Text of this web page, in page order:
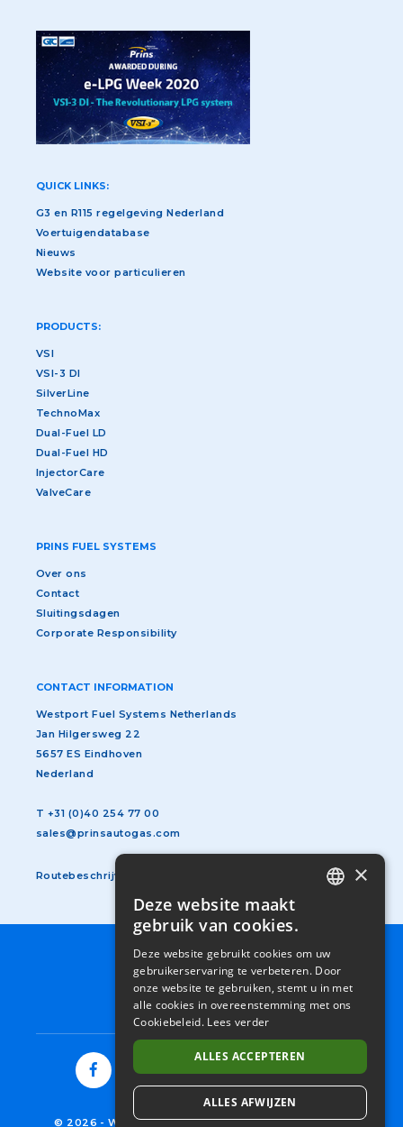
QUICK LINKS:
G3 en R115 regelgeving Nederland
Voertuigendatabase
Nieuws
Website voor particulieren
PRODUCTS:
VSI
VSI-3 DI
SilverLine
TechnoMax
Dual-Fuel LD
Dual-Fuel HD
InjectorCare
ValveCare
PRINS FUEL SYSTEMS
Over ons
Contact
Sluitingsdagen
Corporate Responsibility
CONTACT INFORMATION
Westport Fuel Systems Netherlands
Jan Hilgersweg 22
5657 ES Eindhoven
Nederland
T +31 (0)40 254 77 00
sales@prinsautogas.com
Routebeschrijving
ALGEMENE VOORWAARDEN
PRIVACY STATEMENT
COOKIES
© 2026 - WESTPORT FUEL SYSTEMS NETHERLANDS
ENGLISH
FRENCH
×
Deze website maakt
gebruik van cookies.
Deze website gebruikt cookies om uw
gebruikerservaring te verbeteren. Door
onze website te gebruiken, stemt u in met
alle cookies in overeenstemming met ons
Cookiebeleid. Lees verder
ALLES ACCEPTEREN
ALLES AFWIJZEN